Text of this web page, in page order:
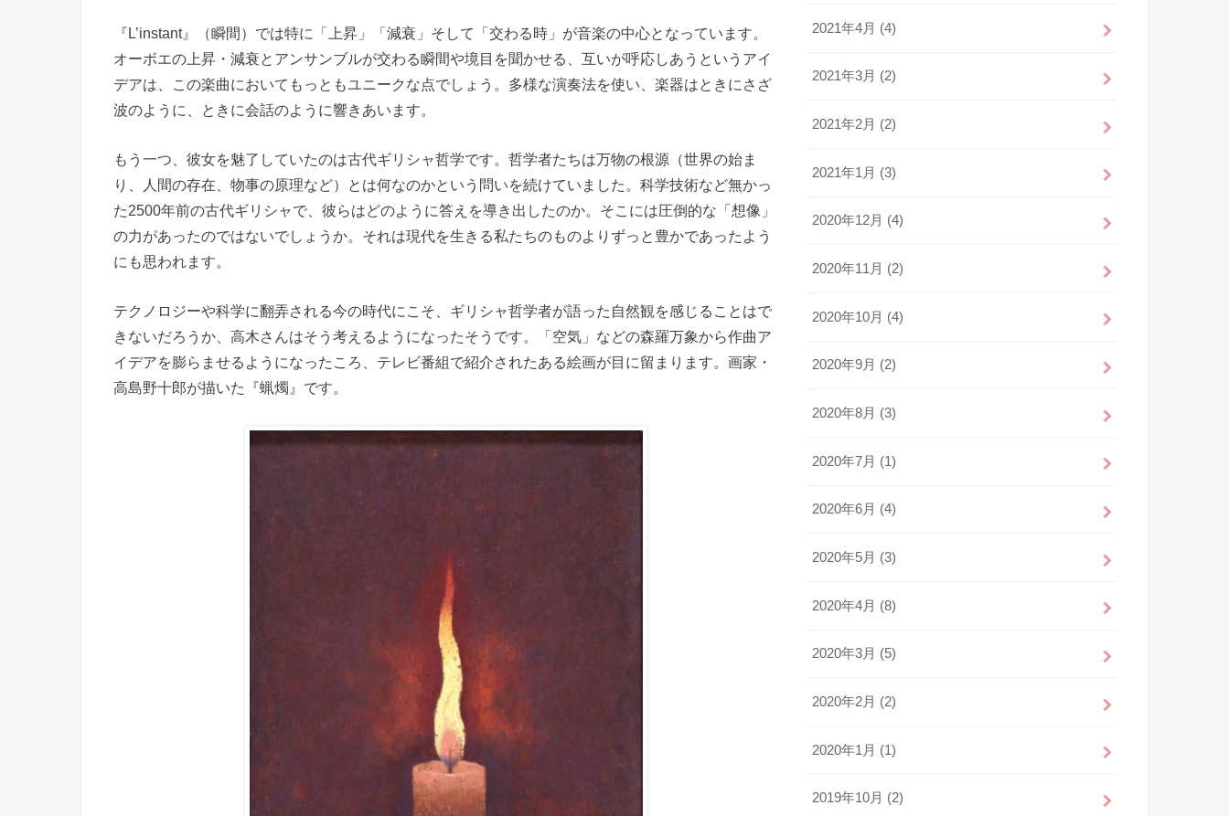
『L’instant』（瞬間）では特に「上昇」「減衰」そして「交わる時」が音楽の中心となっています。
オーボエの上昇・減衰とアンサンブルが交わる瞬間や境目を聞かせる、互いが呼応しあうというアイ
デアは、この楽曲においてもっともユニークな点でしょう。多様な演奏法を使い、楽器はときにさざ
波のように、ときに会話のように響きあいます。
もう一つ、彼女を魅了していたのは古代ギリシャ哲学です。哲学者たちは万物の根源（世界の始ま
り、人間の存在、物事の原理など）とは何なのかという問いを続けていました。科学技術など無かっ
た2500年前の古代ギリシャで、彼らはどのように答えを導き出したのか。そこには圧倒的な「想像」
の力があったのではないでしょうか。それは現代を生きる私たちのものよりずっと豊かであったよう
にも思われます。
テクノロジーや科学に翻弄される今の時代にこそ、ギリシャ哲学者が語った自然観を感じることはで
きないだろうか、高木さんはそう考えるようになったそうです。「空気」などの森羅万象から作曲ア
イデアを膨らませるようになったころ、テレビ番組で紹介されたある絵画が目に留まります。画家・
高島野十郎が描いた『蝋燭』です。
2021年4月 (4)
2021年3月 (2)
2021年2月 (2)
2021年1月 (3)
2020年12月 (4)
2020年11月 (2)
2020年10月 (4)
2020年9月 (2)
2020年8月 (3)
2020年7月 (1)
2020年6月 (4)
2020年5月 (3)
2020年4月 (8)
2020年3月 (5)
2020年2月 (2)
2020年1月 (1)
2019年10月 (2)